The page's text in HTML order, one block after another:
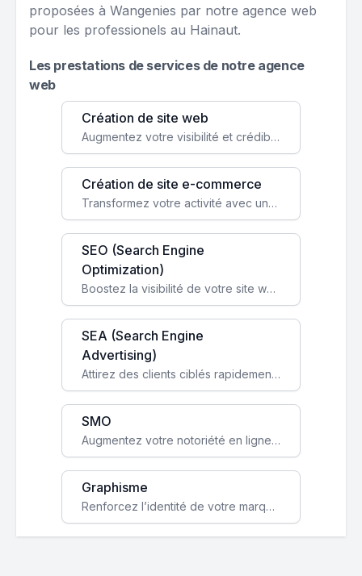
proposées à Wangenies par notre agence web
pour les professionels au Hainaut.
Les prestations de services de notre agence
web
Création de site web
Augmentez votre visibilité et crédibilité en ligne avec un site web performant, conçu pour attirer plus de clients.
Création de site e-commerce
Transformez votre activité avec une boutique en ligne, accessible à l'échelle mondiale 24/7.
SEO (Search Engine
Optimization)
Boostez la visibilité de votre site web sur Google et attirez du trafic qualifié grâce à nos stratégies SEO.
SEA (Search Engine
Advertising)
Attirez des clients ciblés rapidement avec des campagnes publicitaires payantes optimisées pour vos objectifs.
SMO
Augmentez votre notoriété en ligne et stimulez la croissance de votre entreprise grâce à une stratégie sociale sur mesure.
Graphisme
Renforcez l’identité de votre marque avec un design unique qui capte l’attention et engage vos clients.